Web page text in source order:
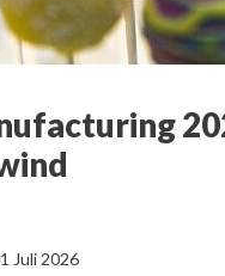
Juli 2026